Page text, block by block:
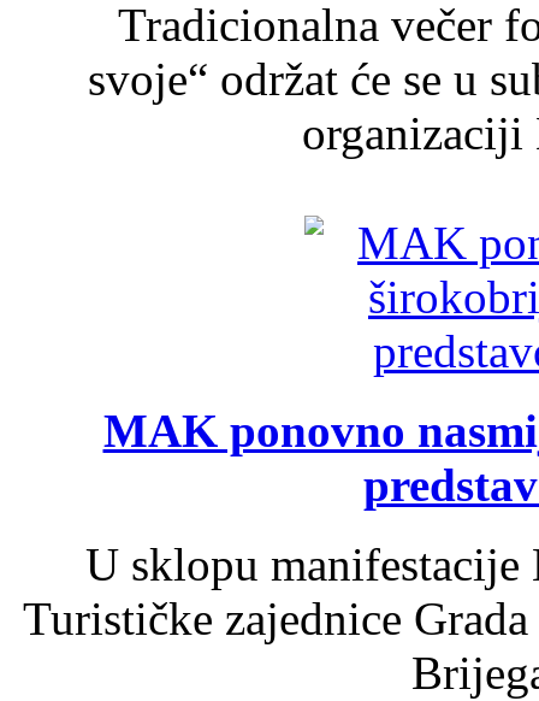
Tradicionalna večer
svoje“ održat će se u
organizaciji
MAK ponovno
U sklopu
Turističke zajednice